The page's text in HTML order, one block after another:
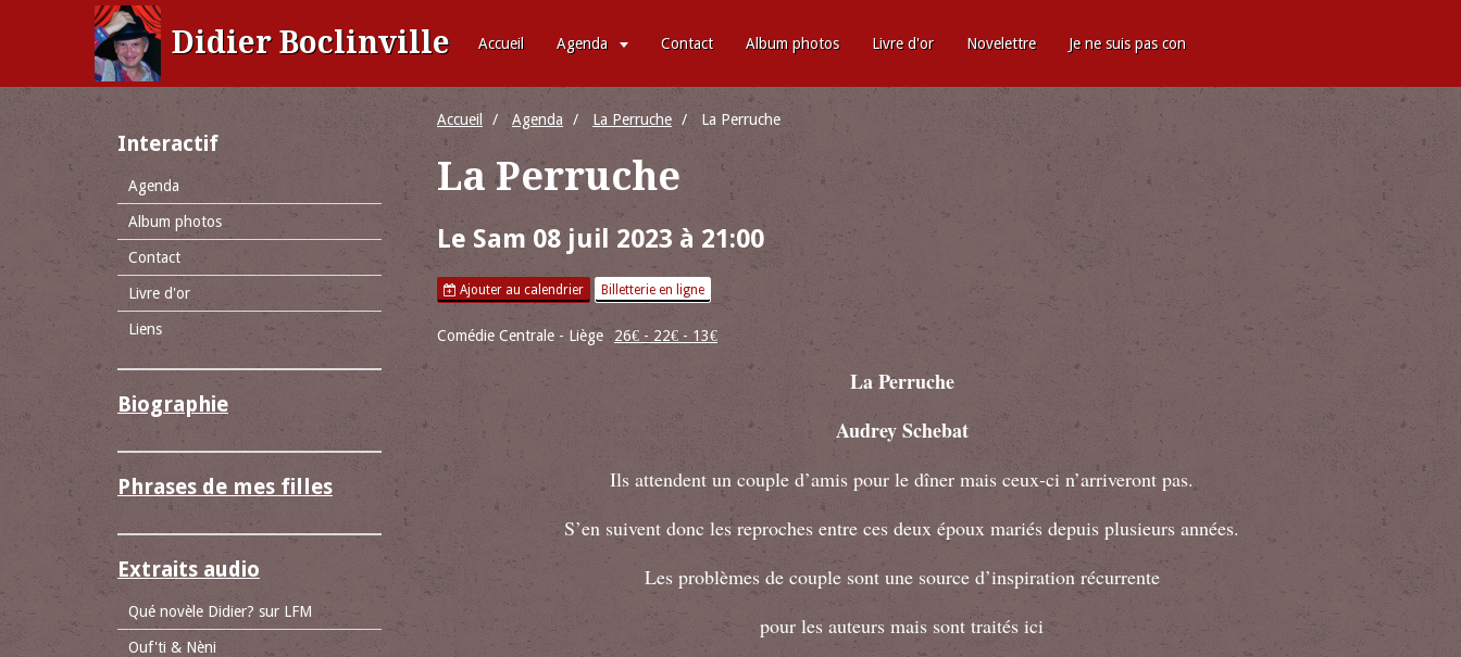
Didier Boclinville Accueil Agenda Contact Album photos Livre d'or Novelettre Je ne suis pas con
Accueil Agenda La Perruche La Perruche
La Perruche
Le Sam 08 juil 2023 à 21:00
Ajouter au calendrier Billetterie en ligne
Comédie Centrale - Liège 26€ - 22€ - 13€
La Perruche
Audrey Schebat
Ils attendent un couple d’amis pour le dîner mais ceux-ci n’arriveront pas.
S’en suivent donc les reproches entre ces deux époux mariés depuis plusieurs années.
Les problèmes de couple sont une source d’inspiration récurrente
pour les auteurs mais sont traités ici
Interactif
Agenda
Album photos
Contact
Livre d'or
Liens
Biographie
Phrases de mes filles
Extraits audio
Qué novèle Didier? sur LFM
Ouf'ti & Nèni